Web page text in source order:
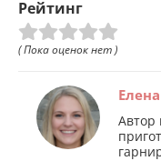
Рейтинг
( Пока оценок нет )
Автор